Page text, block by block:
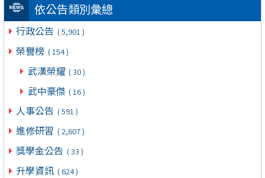
依公告類別彙總
行政公告 ( 5,901 )
榮譽榜 ( 154 )
武漢榮耀 ( 30 )
武中豪傑 ( 16 )
人事公告 ( 591 )
進修研習 ( 2,607 )
獎學金公告 ( 33 )
升學資訊 ( 624 )